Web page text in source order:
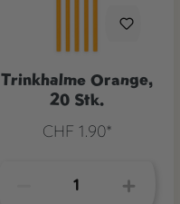
Trinkhalme Orange,
20 Stk.
CHF 1.90*